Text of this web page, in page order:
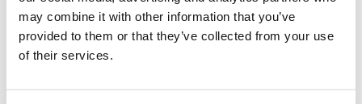
may combine it with other information that you’ve
provided to them or that they’ve collected from your use
of their services.
Το σεμινάριο απευθύνεται σε εκπαιδευτικούς Α/θμιας και
Β/θμιας Εκπαίδευσης (Δημόσιας και Ιδιωτικής), οι οποίοι
έχουν ελάχιστη εμπειρία στη δημιουργία παρουσιάσεων